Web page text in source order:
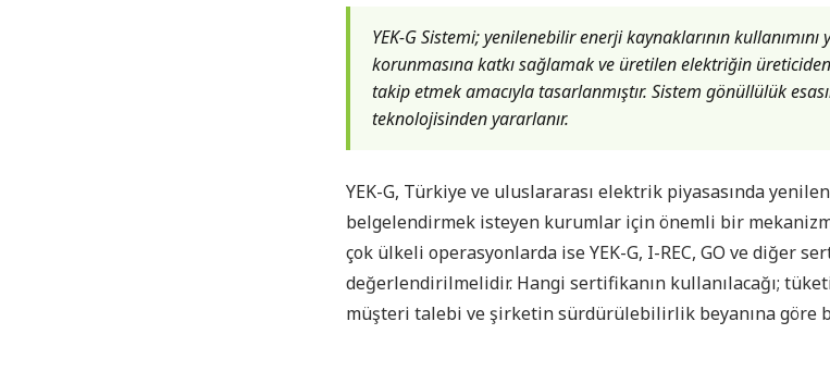
YEK-G Sistemi; yenilenebilir enerji kaynaklarının kullanımını
korunmasına katkı sağlamak ve üretilen elektriğin
takip etmek amacıyla tasarlanmıştır. Sistem gönüllülük
teknolojisinden yararlanır.
YEK-G, Türkiye ve uluslararası elektrik piyasasında
belgelendirmek isteyen kurumlar için önemli bir
çok ülkeli operasyonlarda ise YEK-G, I-REC, GO ve diğer
değerlendirilmelidir. Hangi sertifikanın kullanılacağı;
müşteri talebi ve şirketin sürdürülebilirlik beyanına göre